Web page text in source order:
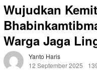
Wujudkan
Warga Jaga
Yanto Haris
12 September 2025